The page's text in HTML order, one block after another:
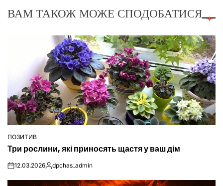
ВАМ ТАКОЖ МОЖЕ СПОДОБАТИСЯ
ОПУБЛІКУВАТИ
ПОЗИТИВ
Три рослини, які приносять щастя у ваш дім
on12.03.2026Опубліковано
dpchas_admin